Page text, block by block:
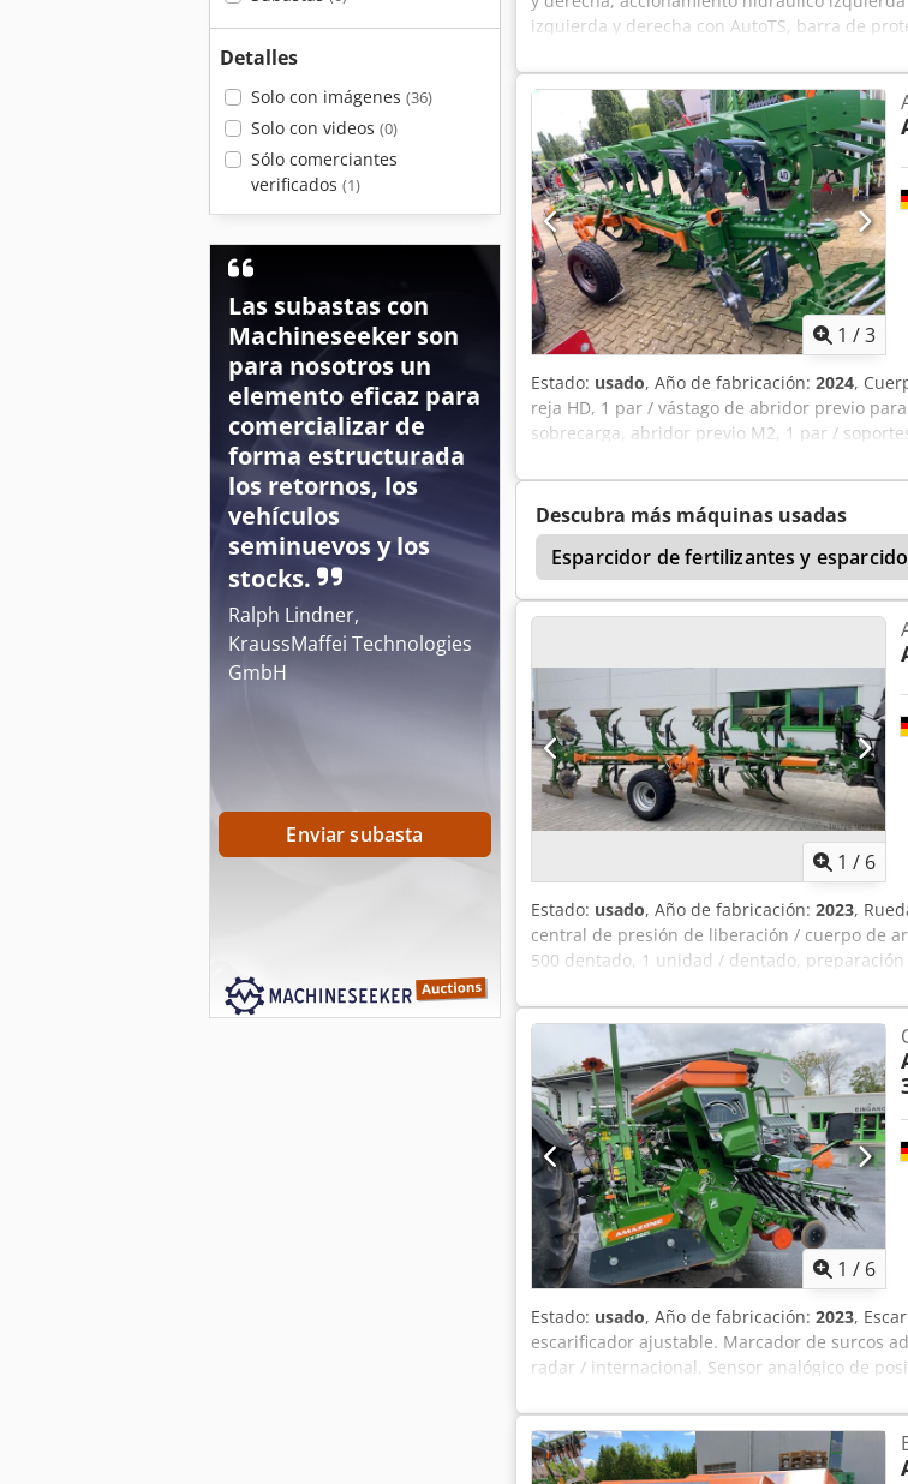
Detalles
Solo con imágenes (36)
Solo con videos (0)
Sólo comerciantes
verificados (1)
Las subastas con
Machineseeker son
para nosotros un
elemento eficaz para
comercializar de
forma estructurada
los retornos, los
vehículos
seminuevos y los
stocks.
Ralph Lindner,
KraussMaffei Technologies
GmbH
Enviar subasta
izquierda y derecha con AutoTS, barra de
abatible, iluminación de trabajo, sensor de
Dsdpfxst A Tzws Afpsck
1 /3
Estado: usado, Año de fabricación: 2024,
reja HD, 1 par / vástago de abridor previo
sobrecarga, abridor previo M2, 1 par /
protectores de apoyo, 1 par / montaje de
Descubra más máquinas usadas
Esparcidor de fertilizantes y
Amazone Uf 1201 Amazone Ke 303
1 / 6
Estado: usado, Año de fabricación: 2023,
central de presión de liberación / cuerpo de
500 dentado, 1 unidad / dentado,
1 / 6
Estado: usado, Año de fabricación: 2023,
escarificador ajustable. Marcador de surcos
radar / internacional. Sensor analógico de
válvula de control y rodado hidráulico.